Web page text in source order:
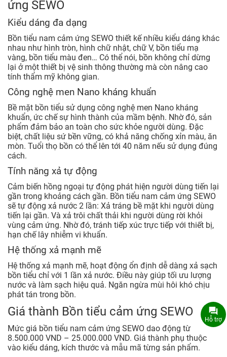
ứng SEWO
Kiểu dáng đa dạng
Bồn tiểu nam cảm ứng SEWO thiết kế nhiều kiểu dáng khác
nhau như hình tròn, hình chữ nhật, chữ V, bồn tiểu mạ
vàng, bồn tiểu màu đen… Có thể nói, bồn không chỉ dừng
lại ở một thiết bị vệ sinh thông thường mà còn nâng cao
tính thẩm mỹ không gian.
Công nghệ men Nano kháng khuẩn
Bề mặt bồn tiểu sử dụng công nghệ men Nano kháng
khuẩn, ức chế sự hình thành của mầm bệnh. Nhờ đó, sản
phẩm đảm bảo an toàn cho sức khỏe người dùng. Đặc
biệt, chất liệu sứ bền vững, có khả năng chống xỉn màu, ăn
mòn. Tuổi thọ bồn có thể lên tới 40 năm nếu sử dụng đúng
cách.
Tính năng xả tự động
Cảm biến hồng ngoại tự động phát hiện người dùng tiến lại
gần trong khoảng cách gần. Bồn tiểu nam cảm ứng SEWO
sẽ tự động xả nước 2 lần: Xả tráng bề mặt khi người dùng
tiến lại gần. Và xả trôi chất thải khi người dùng rời khỏi
vùng cảm ứng. Nhờ đó, tránh tiếp xúc trực tiếp với thiết bị,
hạn chế lây nhiễm vi khuẩn.
Hệ thống xả mạnh mẽ
Hệ thống xả mạnh mẽ, hoạt động ổn định dễ dàng xả sạch
bồn tiểu chỉ với 1 lần xả nước. Điều này giúp tối ưu lượng
nước và làm sạch hiệu quả. Ngăn ngừa mùi hôi khó chịu
phát tán trong bồn.
Giá thành Bồn tiểu cảm ứng SEWO
Mức giá bồn tiểu nam cảm ứng SEWO dao động từ
8.500.000 VND – 25.000.000 VND. Giá thành phụ thuộc
vào kiểu dáng, kích thước và mẫu mã từng sản phẩm.
Hỗ trợ